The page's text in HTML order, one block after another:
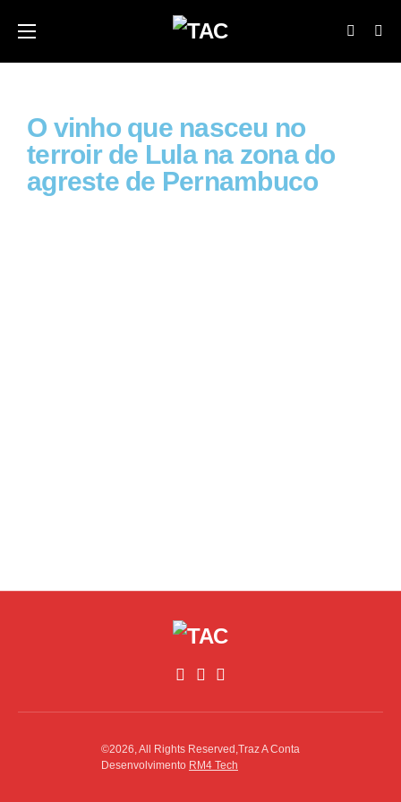
O vinho que nasceu no
terroir de Lula na zona do
agreste de Pernambuco
©2026, All Rights Reserved,Traz A Conta
Desenvolvimento RM4 Tech